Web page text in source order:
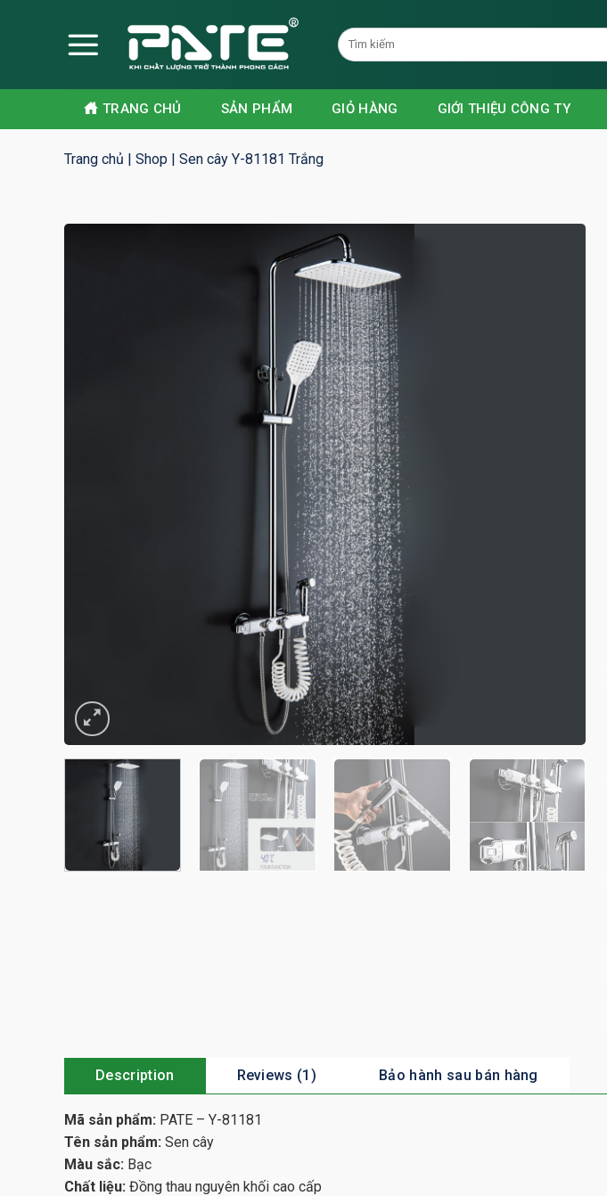
TRANG CHỦ SẢN PHẨM GIỎ HÀNG GIỚI THIỆU CÔNG TY
Trang chủ | Shop | Sen cây Y-81181 Trắng
Description Reviews (1) Bảo hành sau bán hàng
Mã sản phẩm: PATE – Y-81181
Tên sản phẩm: Sen cây
Màu sắc: Bạc
Chất liệu: Đồng thau nguyên khối cao cấp